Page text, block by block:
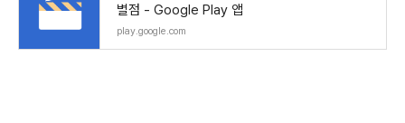
별점 - Google Play 앱
play.google.com